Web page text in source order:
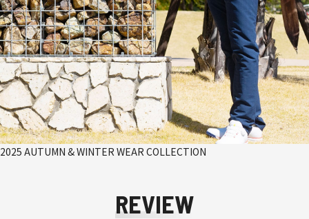
2025 AUTUMN & WINTER WEAR COLLECTION
REVIEW